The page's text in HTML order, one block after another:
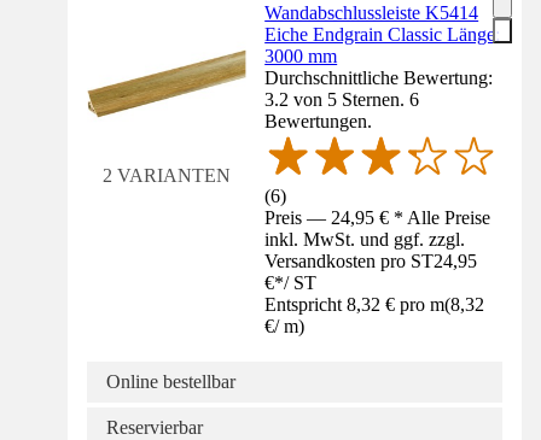
2 VARIANTEN
Wandabschlussleiste K5414
Eiche Endgrain Classic Länge:
3000 mm
Durchschnittliche Bewertung:
3.2 von 5 Sternen. 6
Bewertungen.
(6)
Preis — 24,95 € * Alle Preise
inkl. MwSt. und ggf. zzgl.
Versandkosten pro ST24,95
€*/ ST
Entspricht 8,32 € pro m(8,32
€/ m)
Online bestellbar
Reservierbar